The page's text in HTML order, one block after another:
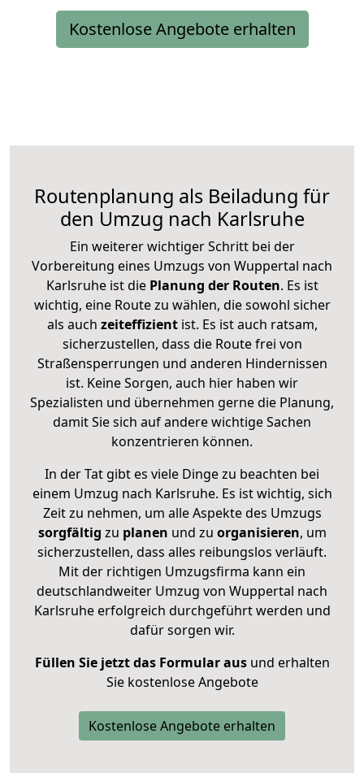
Kostenlose Angebote erhalten
Routenplanung als Beiladung für
den Umzug nach Karlsruhe
Ein weiterer wichtiger Schritt bei der
Vorbereitung eines Umzugs von Wuppertal nach
Karlsruhe ist diePlanung der Routen. Es ist
wichtig, eine Route zu wählen, die sowohl sicher
als auch zeiteffizientist. Es ist auch ratsam,
sicherzustellen, dass die Route frei von
Straßensperrungen und anderen Hindernissen
ist. Keine Sorgen, auch hier haben wir
Spezialisten und übernehmen gerne die Planung,
damit Sie sich auf andere wichtige Sachen
konzentrieren können.
In der Tat gibt es viele Dinge zu beachten bei
einem Umzug nach Karlsruhe. Es ist wichtig, sich
Zeit zu nehmen, um alle Aspekte des Umzugs
sorgfältig zu planen und zu organisieren, um
sicherzustellen, dass alles reibungslos verläuft.
Mit der richtigen Umzugsfirma kann ein
deutschlandweiter Umzug von Wuppertal nach
Karlsruhe erfolgreich durchgeführt werden und
dafür sorgen wir.
Füllen Sie jetzt das Formular ausund erhalten
Sie kostenlose Angebote
Kostenlose Angebote erhalten